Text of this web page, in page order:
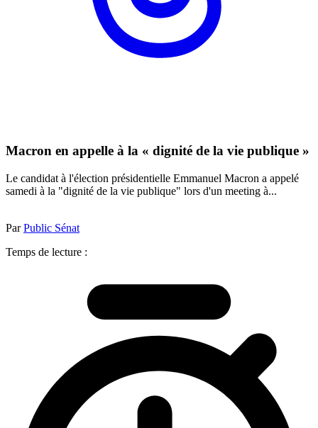
Macron en appelle à la « dignité de la vie publique »
Le candidat à l'élection présidentielle Emmanuel Macron a appelé
samedi à la "dignité de la vie publique" lors d'un meeting à...
ParPublic Sénat
Temps de lecture :